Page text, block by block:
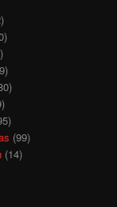
(99)
(14)